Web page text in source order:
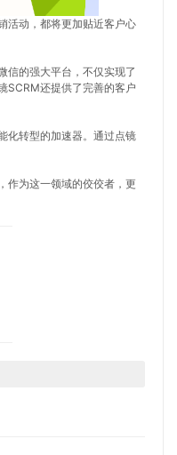
活动，都将更加贴近客户心
信的强大平台，不仅实现了
SCRM还提供了完善的客户
化转型的加速器。通过点镜
作为这一领域的佼佼者，更